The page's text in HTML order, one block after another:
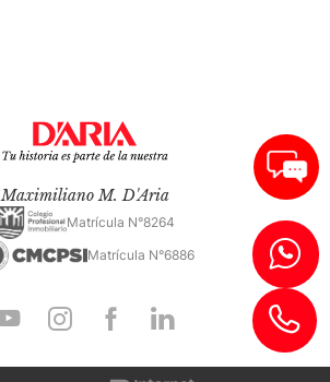
Maximiliano M. D'Aria
Matrícula N°8264
Matrícula N°6886